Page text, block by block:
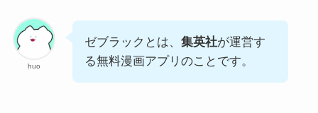
huo
ゼブラックとは、 集英社が運営す
る無料漫画アプリのことです。